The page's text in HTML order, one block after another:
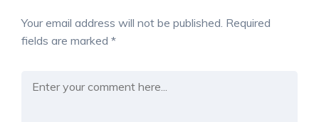
Your email address will not be published. Required
fields are marked *